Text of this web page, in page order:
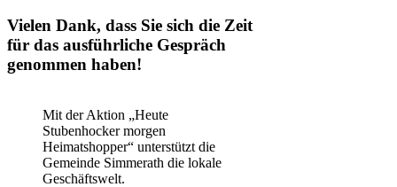
Vielen Dank, dass Sie sich die Zeit
für das ausführliche Gespräch
genommen haben!
Mit der Aktion „Heute
Stubenhocker morgen
Heimatshopper“ unterstützt die
Gemeinde Simmerath die lokale
Geschäftswelt.